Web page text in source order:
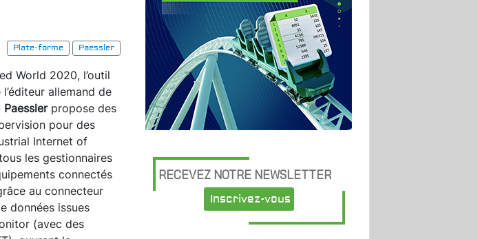
Plate-forme
Paessler
World 2020, l’outil
allemand de
Paesslerpropose des
pour des
Internet of
les gestionnaires
connectés
au connecteur
données issues
(avec des
RECEVEZ NOTRE NEWSLETTER
Inscrivez-vous